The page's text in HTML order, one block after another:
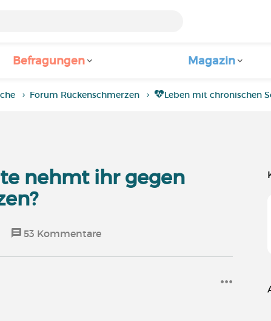
Befragungen Magazin
Forum Rückenschmerzen Leben mit chronischen
nehmt ihr gegen
53 Kommentare